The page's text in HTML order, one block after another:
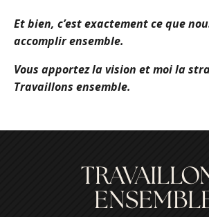
Et bien, c’est exactement ce que
accomplir ensemble.
Vous apportez la vision et moi la
Travaillons ensemble.